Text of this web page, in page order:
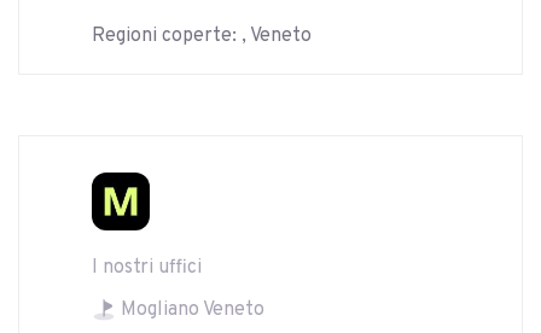
Regioni coperte: , Veneto
I nostri uffici
Mogliano Veneto